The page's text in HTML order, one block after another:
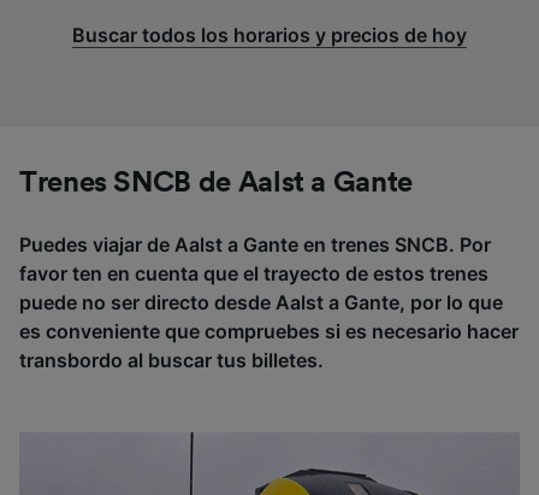
Buscar todos los horarios y precios de hoy
Trenes SNCB de Aalst a Gante
Puedes viajar de Aalst a Gante en trenes SNCB. Por
favor ten en cuenta que el trayecto de estos trenes
puede no ser directo desde Aalst a Gante, por lo que
es conveniente que compruebes si es necesario hacer
transbordo al buscar tus billetes.